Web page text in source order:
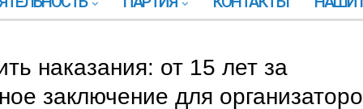
наказания: от 15 лет за
заключение для